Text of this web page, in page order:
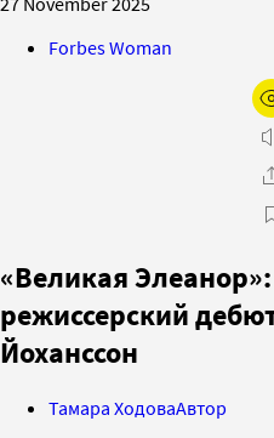
Forbes Woman
«Великая
режиссерский
Йоханссон
Тамара ХодоваАвтор